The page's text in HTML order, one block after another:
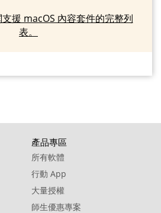
援 macOS 內容套件的完整列
表。
產品專區
所有軟體
行動 App
大量授權
師生優惠專案